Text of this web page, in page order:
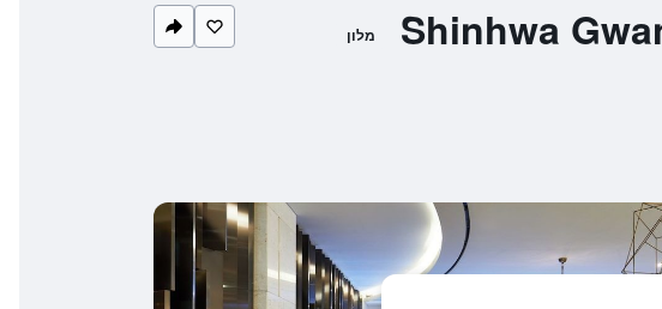
Shinhwa מלון